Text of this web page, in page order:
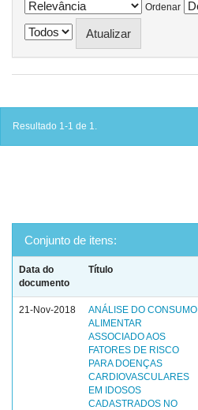
Ordenar
Resultado 1-1 de 1.
Conjunto de itens:
Data do
documento
Título
21-Nov-2018
ANÁLISE DO CONSUMO
ALIMENTAR
ASSOCIADO AOS
FATORES DE RISCO
PARA DOENÇAS
CARDIOVASCULARES
EM IDOSOS
CADASTRADOS NO